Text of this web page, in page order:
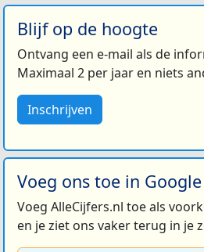
Blijf op de hoogte
Ontvang een e-mail als de
Maximaal 2 per jaar en niets
Inschrijven
Voeg ons toe in Google
Voeg AlleCijfers.nl toe als
en je ziet ons vaker terug in je